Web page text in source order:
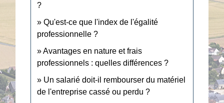
?
Qu'est-ce que l'index de l'égalité
professionnelle ?
Avantages en nature et frais
professionnels : quelles différences ?
Un salarié doit-il rembourser du matériel
de l'entreprise cassé ou perdu ?